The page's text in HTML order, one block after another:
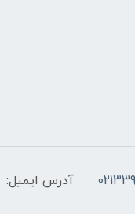
آدرس ایمیل: